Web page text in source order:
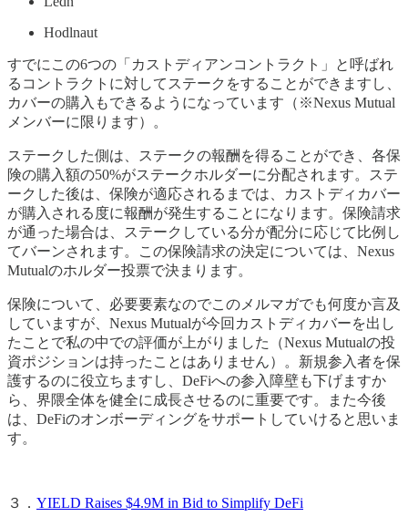
Hodlnaut
すでにこの6つの「カストディアンコントラクト」と呼ばれ
るコントラクトに対してステークをすることができますし、
カバーの購入もできるようになっています（※Nexus Mutual
メンバーに限ります）。
ステークした側は、ステークの報酬を得ることができ、各保
険の購入額の50%がステークホルダーに分配されます。ステ
ークした後は、保険が適応されるまでは、カストディカバー
が購入される度に報酬が発生することになります。保険請求
が通った場合は、ステークしている分が配分に応じて比例し
てバーンされます。この保険請求の決定については、Nexus
Mutualのホルダー投票で決まります。
保険について、必要要素なのでこのメルマガでも何度か言及
していますが、Nexus Mutualが今回カストディカバーを出し
たことで私の中での評価が上がりました（Nexus Mutualの投
資ポジションは持ったことはありません）。新規参入者を保
護するのに役立ちますし、DeFiへの参入障壁も下げますか
ら、界隈全体を健全に成長させるのに重要です。また今後
は、DeFiのオンボーディングをサポートしていけると思いま
す。
３． YIELD Raises $4.9M in Bid to Simplify DeFi